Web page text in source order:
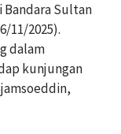
Bandara Sultan
11/2025).
dalam
kunjungan